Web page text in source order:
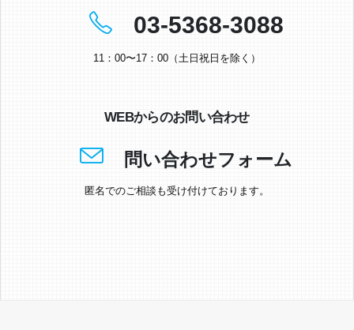
03-5368-3088
11：00〜17：00（土日祝日を除く）
WEBからのお問い合わせ
問い合わせフォーム
匿名でのご相談も受け付けております。